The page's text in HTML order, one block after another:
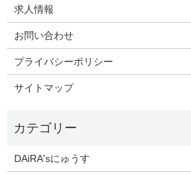
求人情報
お問い合わせ
プライバシーポリシー
サイトマップ
DAiRA'sにゅうす